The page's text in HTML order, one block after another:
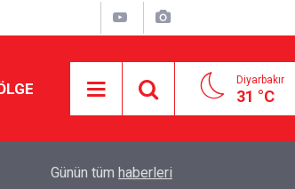
Diyarbakır
31 °C
Çerçeve yasada kritik rol oynayacak: MGK
Günün tüm haberleri